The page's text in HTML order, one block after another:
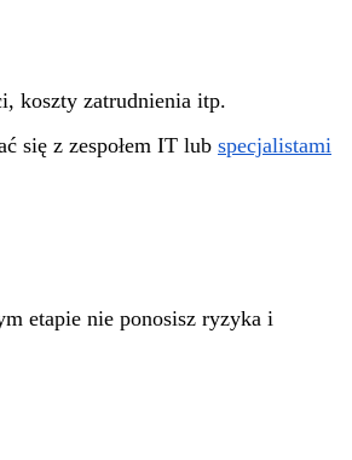
koszty zatrudnienia itp.
się z zespołem IT lub specjalistami
etapie nie ponosisz ryzyka i